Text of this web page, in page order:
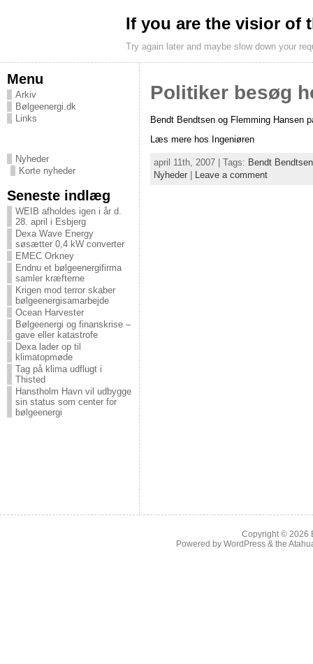
If you are the visior of
Try again later and maybe slow down your
Menu
Arkiv
Bølgeenergi.dk
Links
Nyheder
Korte nyheder
Seneste indlæg
WEIB afholdes igen i år d.
28. april i Esbjerg
Dexa Wave Energy
søsætter 0,4 kW converter
EMEC Orkney
Endnu et bølgeenergifirma
samler kræfterne
Krigen mod terror skaber
bølgeenergisamarbejde
Ocean Harvester
Bølgeenergi og finanskrise –
gave eller katastrofe
Dexa lader op til
klimatopmøde
Tag på klima udflugt i
Thisted
Hanstholm Havn vil udbygge
sin status som center for
bølgeenergi
Politiker besøg
Bendt Bendtsen og Flemming Hansen
Læs mere hos Ingeniøren
april 11th, 2007 | Tags: Bendt Bendtsen
Nyheder
Leave a comment
Copyright © 2026
Powered by WordPress & the